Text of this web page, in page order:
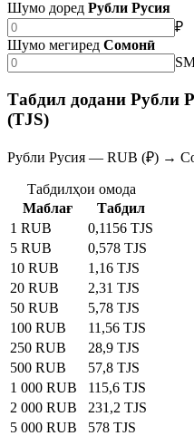
Шумо доред Рубли Русия
₽
Шумо мегиред Сомонӣ
Табдил додани Рубли
(TJS)
Рубли Русия — RUB (₽) →
Табдилҳои омода
Маблағ
Табдил
1 RUB
0,1156 TJS
5 RUB
0,578 TJS
10 RUB
1,16 TJS
20 RUB
2,31 TJS
50 RUB
5,78 TJS
100 RUB
11,56 TJS
250 RUB
28,9 TJS
500 RUB
57,8 TJS
1 000 RUB
115,6 TJS
2 000 RUB
231,2 TJS
5 000 RUB
578 TJS